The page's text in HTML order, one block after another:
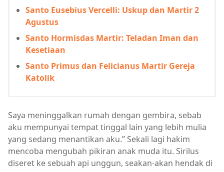
Santo Eusebius Vercelli: Uskup dan Martir 2
Agustus
Santo Hormisdas Martir: Teladan Iman dan
Kesetiaan
Santo Primus dan Felicianus Martir Gereja
Katolik
Saya meninggalkan rumah dengan gembira, sebab
aku mempunyai tempat tinggal lain yang lebih mulia
yang sedang menantikan aku.” Sekali lagi hakim
mencoba mengubah pikiran anak muda itu. Sirilus
diseret ke sebuah api unggun, seakan-akan hendak di